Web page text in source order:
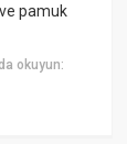
pamuk
okuyun: